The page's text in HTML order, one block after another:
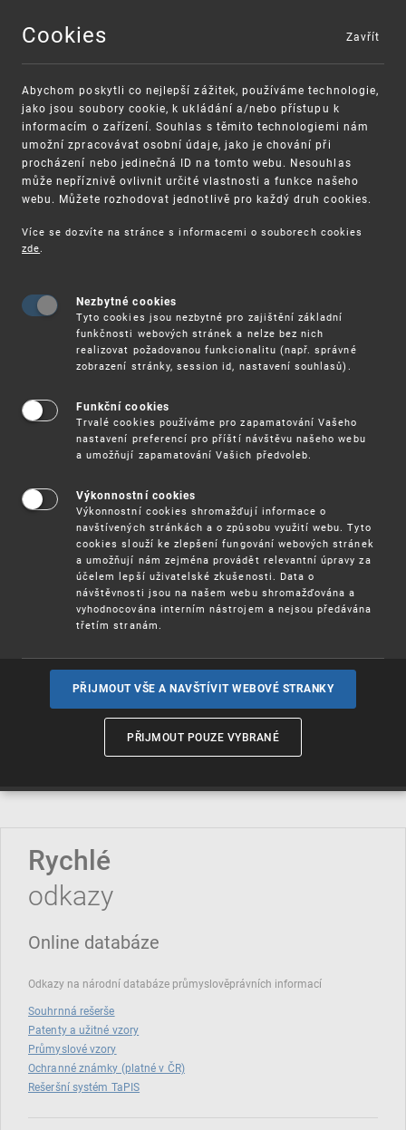
MENU
VAROVÁNÍ
Finanční podpora
Vynálezy / Patenty
Užitnévzory
Ochrannéznámky
Označení původua zeměpisná
Rychlé
odkazy
Online databáze
Odkazy na národní databáze průmyslověprávních informací
Souhrnná rešerše
Patenty a užitné vzory
Průmyslové vzory
Ochranné známky (platné v ČR)
Rešeršní systém TaPIS
Cookies
Abychom poskytli co nejlepší zážitek, používáme technologie,
jako jsou soubory cookie, k ukládání a/nebo přístupu k
informacím o zařízení. Souhlas s těmito technologiemi nám
umožní zpracovávat osobní údaje, jako je chování při
procházení nebo jedinečná ID na tomto webu. Nesouhlas
může nepříznivě ovlivnit určité vlastnosti a funkce našeho
webu. Můžete rozhodovat jednotlivě pro každý druh cookies.
Více se dozvíte na stránce s informacemi o souborech cookies
zde.
Nezbytné cookies
Tyto cookies jsou nezbytné pro zajištění základní
funkčnosti webových stránek a nelze bez nich
realizovat požadovanou funkcionalitu (např. správné
zobrazení stránky, session id, nastavení souhlasů).
Funkční cookies
Trvalé cookies používáme pro zapamatování Vašeho
nastavení preferencí pro příští návštěvu našeho webu
a umožňují zapamatování Vašich předvoleb.
Výkonnostní cookies
Výkonnostní cookies shromažďují informace o
navštívených stránkách a o způsobu využití webu. Tyto
cookies slouží ke zlepšení fungování webových stránek
a umožňují nám zejména provádět relevantní úpravy za
účelem lepší uživatelské zkušenosti. Data o
návštěvnosti jsou na našem webu shromažďována a
vyhodnocována interním nástrojem a nejsou předávána
třetím stranám.
PŘIJMOUT VŠE A NAVŠTÍVIT WEBOVÉ STRANKY
PŘIJMOUT POUZE VYBRANÉ
Zavřít